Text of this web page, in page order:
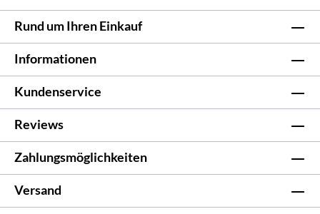
Rund um Ihren Einkauf
Informationen
Kundenservice
Reviews
Zahlungsmöglichkeiten
Versand